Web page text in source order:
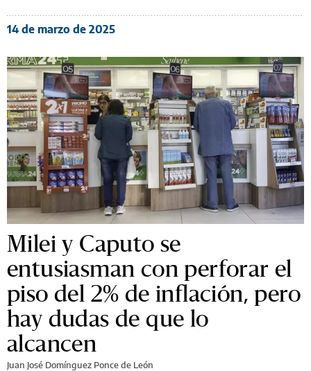
14 de marzo de 2025
Milei y Caputo se
entusiasman con perforar el
piso del 2% de inflación, pero
hay dudas de que lo
alcancen
Juan José Domínguez Ponce de León